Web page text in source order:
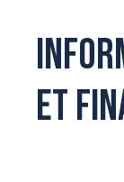
et